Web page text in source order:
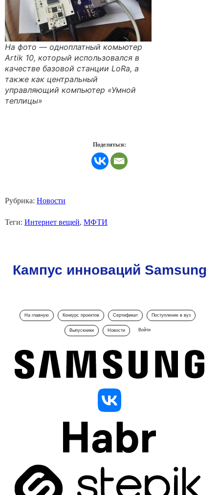
На фото — одноплатный комьютер
Artik 10, который использовался в
качестве базовой станции LoRa, а
также как центральный
управляющий компьютер «Умной
теплицы»
Поделиться:
Рубрика: Новости
Теги: Интернет вещей, МФТИ
Кампус инноваций Samsung
На главную Конкурс проектов Сертификат Поступление в вуз
Выпускники Новости Войти